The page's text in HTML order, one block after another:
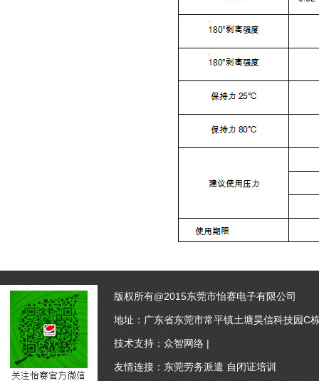
版权所有@2015东莞市怡赛电子有限公司
地址：广东省东莞市常平镇土塘昊信科技园C
技术支持：众智网络|
友情连接：东莞劳务派遣 自闭证培训